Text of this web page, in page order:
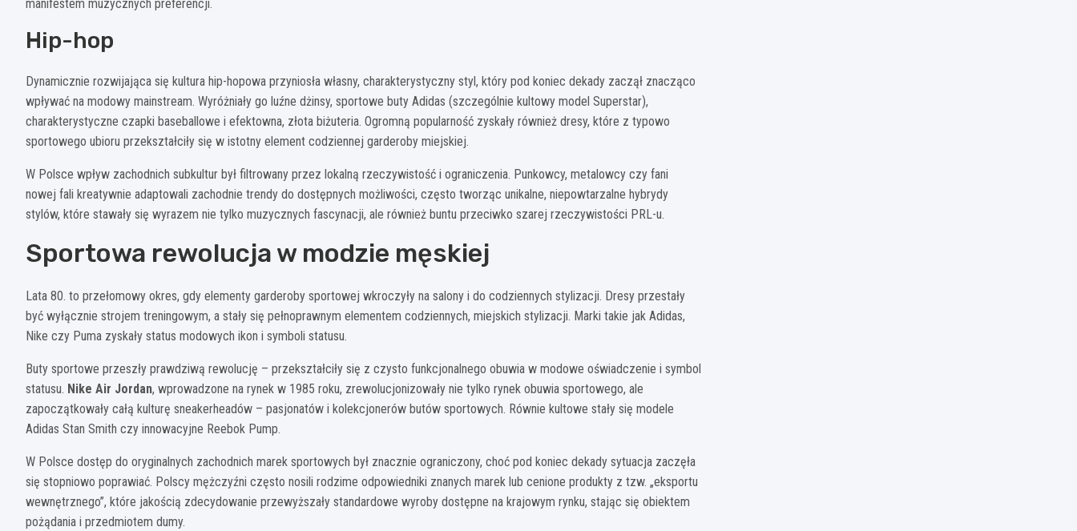
manifestem muzycznych preferencji.
Hip-hop
Dynamicznie rozwijająca się kultura hip-hopowa przyniosła własny, charakterystyczny styl, który pod koniec dekady zaczął znacząco
wpływać na modowy mainstream. Wyróżniały go luźne dżinsy, sportowe buty Adidas (szczególnie kultowy model Superstar),
charakterystyczne czapki baseballowe i efektowna, złota biżuteria. Ogromną popularność zyskały również dresy, które z typowo
sportowego ubioru przekształciły się w istotny element codziennej garderoby miejskiej.
W Polsce wpływ zachodnich subkultur był filtrowany przez lokalną rzeczywistość i ograniczenia. Punkowcy, metalowcy czy fani
nowej fali kreatywnie adaptowali zachodnie trendy do dostępnych możliwości, często tworząc unikalne, niepowtarzalne hybrydy
stylów, które stawały się wyrazem nie tylko muzycznych fascynacji, ale również buntu przeciwko szarej rzeczywistości PRL-u.
Sportowa rewolucja w modzie męskiej
Lata 80. to przełomowy okres, gdy elementy garderoby sportowej wkroczyły na salony i do codziennych stylizacji. Dresy przestały
być wyłącznie strojem treningowym, a stały się pełnoprawnym elementem codziennych, miejskich stylizacji. Marki takie jak Adidas,
Nike czy Puma zyskały status modowych ikon i symboli statusu.
Buty sportowe przeszły prawdziwą rewolucję – przekształciły się z czysto funkcjonalnego obuwia w modowe oświadczenie i symbol
statusu. Nike Air Jordan, wprowadzone na rynek w 1985 roku, zrewolucjonizowały nie tylko rynek obuwia sportowego, ale
zapoczątkowały całą kulturę sneakerheadów – pasjonatów i kolekcjonerów butów sportowych. Równie kultowe stały się modele
Adidas Stan Smith czy innowacyjne Reebok Pump.
W Polsce dostęp do oryginalnych zachodnich marek sportowych był znacznie ograniczony, choć pod koniec dekady sytuacja zaczęła
się stopniowo poprawiać. Polscy mężczyźni często nosili rodzime odpowiedniki znanych marek lub cenione produkty z tzw. „eksportu
wewnętrznego”, które jakością zdecydowanie przewyższały standardowe wyroby dostępne na krajowym rynku, stając się obiektem
pożądania i przedmiotem dumy.